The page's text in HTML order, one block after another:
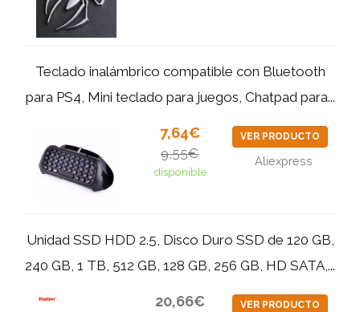
Teclado inalámbrico compatible con Bluetooth
para PS4, Mini teclado para juegos, Chatpad para...
7,64€
9,55€
disponible
VER PRODUCTO
Aliexpress
Unidad SSD HDD 2.5, Disco Duro SSD de 120 GB,
240 GB, 1 TB, 512 GB, 128 GB, 256 GB, HD SATA,...
20,66€ VER PRODUCTO